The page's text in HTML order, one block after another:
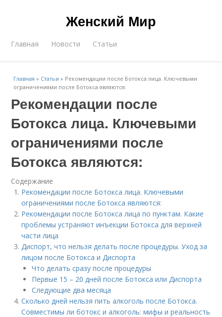
Женский Мир
Главная Новости Статьи
Главная » Статьи » Рекомендации после Ботокса лица. Ключевыми
ограничениями после Ботокса являются:
Рекомендации после
Ботокса лица. Ключевыми
ограничениями после
Ботокса являются:
Содержание
Рекомендации после Ботокса лица. Ключевыми
ограничениями после Ботокса являются:
Рекомендации после Ботокса лица по пунктам. Какие
проблемы устраняют инъекции Ботокса для верхней
части лица
Диспорт, что нельзя делать после процедуры. Уход за
лицом после Ботокса и Диспорта
Что делать сразу после процедуры
Первые 15 – 20 дней после Ботокса или Диспорта
Следующие два месяца
Сколько дней нельзя пить алкоголь после Ботокса.
Совместимы ли ботокс и алкоголь: мифы и реальность